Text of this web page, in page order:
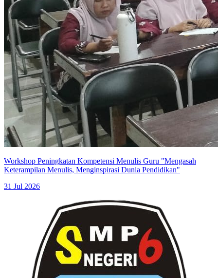
Workshop Peningkatan Kompetensi Menulis Guru "Mengasah
Keterampilan Menulis, Menginspirasi Dunia Pendidikan"
31 Jul 2026